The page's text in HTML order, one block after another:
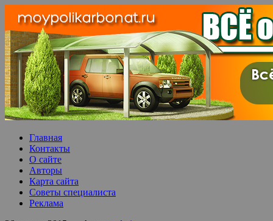
Главная
Контакты
О сайте
Авторы
Карта сайта
Советы специалиста
Реклама